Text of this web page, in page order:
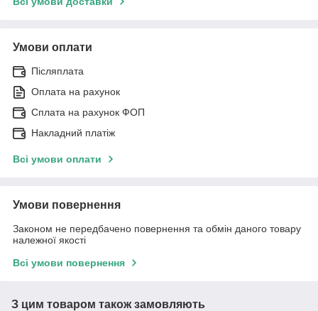
Умови оплати
Післяплата
Оплата на рахунок
Сплата на рахунок ФОП
Накладний платіж
Всі умови оплати
Умови повернення
Законом не передбачено повернення та обмін даного товару
належної якості
Всі умови повернення
З цим товаром також замовляють